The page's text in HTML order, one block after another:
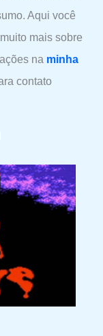
Aqui você
mais sobre
na minha
contato